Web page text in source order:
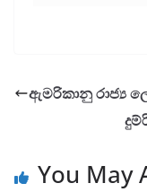
ඇමරිකානු රාජ්‍ය
You May